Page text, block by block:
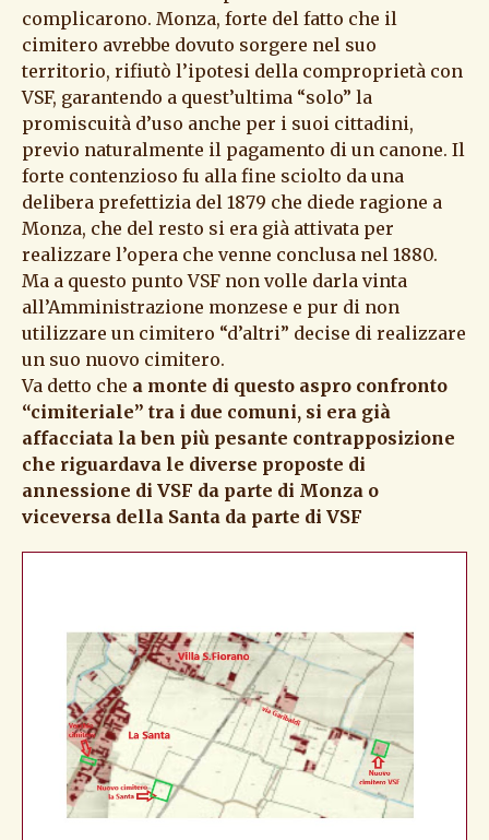
complicarono. Monza, forte del fatto che il
cimitero avrebbe dovuto sorgere nel suo
territorio, rifiutò l’ipotesi della comproprietà con
VSF, garantendo a quest’ultima “solo” la
promiscuità d’uso anche per i suoi cittadini,
previo naturalmente il pagamento di un canone. Il
forte contenzioso fu alla fine sciolto da una
delibera prefettizia del 1879 che diede ragione a
Monza, che del resto si era già attivata per
realizzare l’opera che venne conclusa nel 1880.
Ma a questo punto VSF non volle darla vinta
all’Amministrazione monzese e pur di non
utilizzare un cimitero “d’altri” decise di realizzare
un suo nuovo cimitero.
Va detto che a monte di questo aspro confronto
“cimiteriale” tra i due comuni, si era già
affacciata la ben più pesante contrapposizione
che riguardava le diverse proposte di
annessione di VSF da parte di Monza o
viceversa della Santa da parte di VSF